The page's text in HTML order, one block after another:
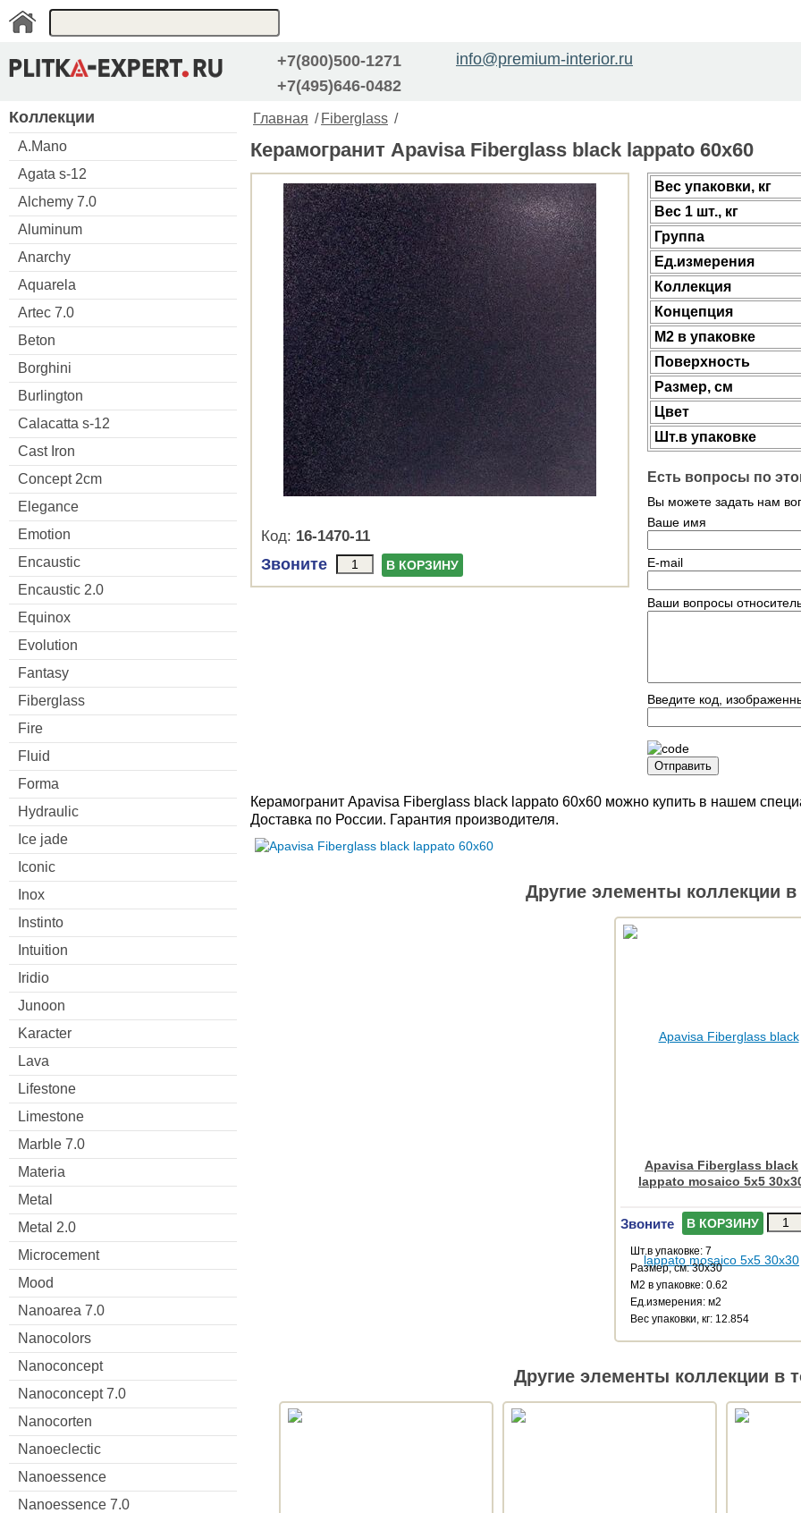
+7(800)500-1271
+7(495)646-0482
info@premium-interior.ru
Коллекции
A.Mano
Agata s-12
Alchemy 7.0
Aluminum
Anarchy
Aquarela
Artec 7.0
Beton
Borghini
Burlington
Calacatta s-12
Cast Iron
Concept 2cm
Elegance
Emotion
Encaustic
Encaustic 2.0
Equinox
Evolution
Fantasy
Fiberglass
Fire
Fluid
Forma
Hydraulic
Ice jade
Iconic
Inox
Instinto
Intuition
Iridio
Junoon
Karacter
Lava
Lifestone
Limestone
Marble 7.0
Materia
Metal
Metal 2.0
Microcement
Mood
Nanoarea 7.0
Nanocolors
Nanoconcept
Nanoconcept 7.0
Nanocorten
Nanoeclectic
Nanoessence
Nanoessence 7.0
Главная / Fiberglass /
Керамогранит Apavisa Fiberglass black lappato 60x60
Код: 16-1470-11
Звоните В КОРЗИНУ
Веc упаковки, кг
Вес 1 шт., кг
Группа
Ед.измерения
Коллекция
Концепция
М2 в упаковке
Поверхность
Размер, см
Цвет
Шт.в упаковке
Есть вопросы по
Вы можете задать нам
Ваше имя
E-mail
Ваши вопросы
Введите код,
Отправить
Керамогранит Apavisa Fiberglass black lappato 60x60 можно купить в нашем
Доставка по России. Гарантия производителя.
Другие элементы коллекции
Apavisa Fiberglass black
lappato mosaico 5x5
Звоните В КОРЗИНУ
Шт.в упаковке: 7
Размер, см: 30x30
М2 в упаковке: 0.62
Ед.измерения: м2
Веc упаковки, кг: 12.854
Другие элементы коллекции в